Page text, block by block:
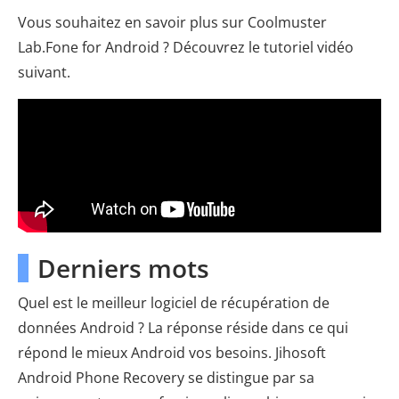
Vous souhaitez en savoir plus sur Coolmuster
Lab.Fone for Android ? Découvrez le tutoriel vidéo
suivant.
Derniers mots
Quel est le meilleur logiciel de récupération de
données Android ? La réponse réside dans ce qui
répond le mieux Android vos besoins. Jihosoft
Android Phone Recovery se distingue par sa